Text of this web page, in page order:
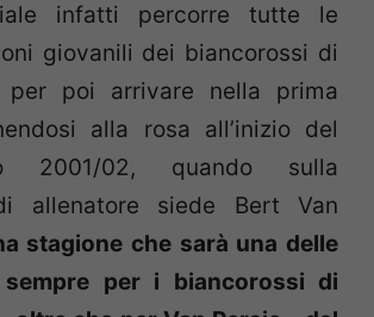
infatti percorre tutte le
giovanili dei biancorossi di
per poi arrivare nella prima
alla rosa all’inizio del
2001/02, quando sulla
allenatore siede Bert Van
stagione che sarà una delle
per i biancorossi di